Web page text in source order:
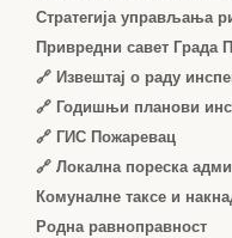
Стратегија управљања
Привредни савет Града
🔗 Извештај о раду
🔗 Годишњи планови
🔗 ГИС Пожаревац
🔗 Локална пореска
Комуналне таксе и
Родна равноправност